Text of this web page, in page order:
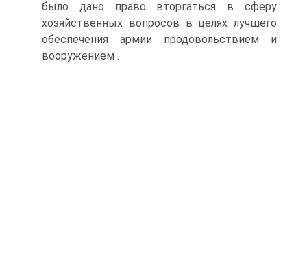
было дано право вторгаться в сферу
хозяйственных вопросов в целях лучшего
обеспечения армии продовольствием и
вооружением .